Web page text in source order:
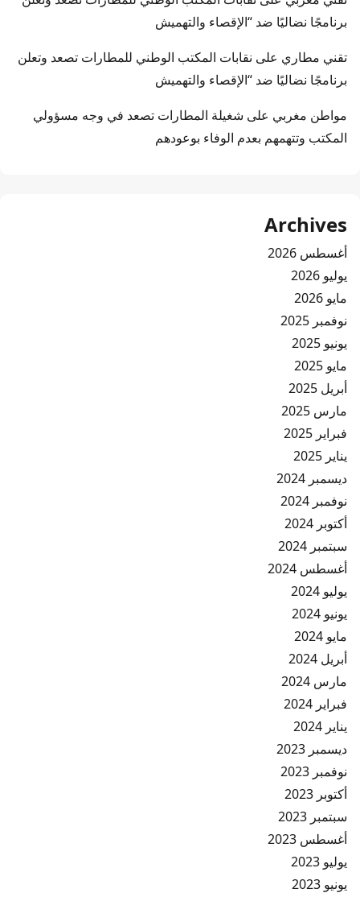
برنامجًا نضاليًا ضد “الإقصاء والتهميش
تقني مطاري على نقابات المكتب الوطني للمطارات تصعد وتعلن
برنامجًا نضاليًا ضد “الإقصاء والتهميش
مواطن مغربي على شغيلة المطارات تصعد في وجه مسؤولي
المكتب وتتهمهم بعدم الوفاء بوعودهم
Archives
أغسطس 2026
يوليو 2026
مايو 2026
نوفمبر 2025
يونيو 2025
مايو 2025
أبريل 2025
مارس 2025
فبراير 2025
يناير 2025
ديسمبر 2024
نوفمبر 2024
أكتوبر 2024
سبتمبر 2024
أغسطس 2024
يوليو 2024
يونيو 2024
مايو 2024
أبريل 2024
مارس 2024
فبراير 2024
يناير 2024
ديسمبر 2023
نوفمبر 2023
أكتوبر 2023
سبتمبر 2023
أغسطس 2023
يوليو 2023
يونيو 2023